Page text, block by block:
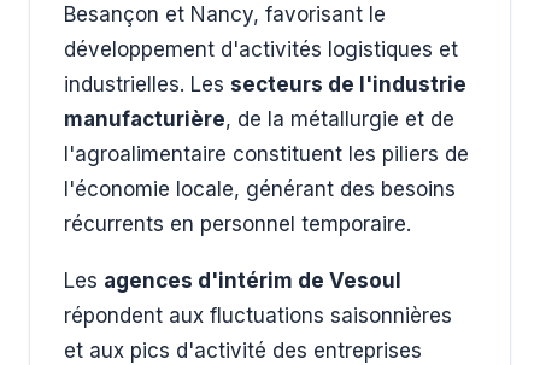
Besançon et Nancy, favorisant le
développement d'activités logistiques et
industrielles. Les secteurs de l'industrie
manufacturière, de la métallurgie et de
l'agroalimentaire constituent les piliers de
l'économie locale, générant des besoins
récurrents en personnel temporaire.
Les agences d'intérim de Vesoul
répondent aux fluctuations saisonnières
et aux pics d'activité des entreprises